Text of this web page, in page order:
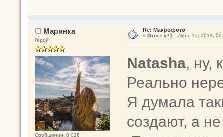
Маринка
Герой
Сообщений: 8 026
Re: Макрофото
« Ответ #71 :Июнь 15, 2016,
Natasha, ну,
Реально
Я думала
создают, а